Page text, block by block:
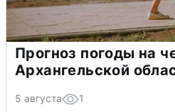
Прогноз погоды на
Архангельской
5 августа 1